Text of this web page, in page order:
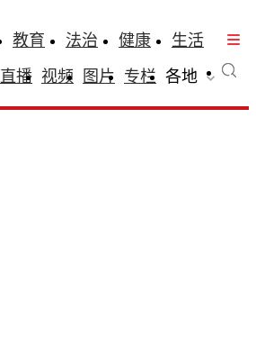
教育 法治 健康
生活
直播 视频 图片 专栏 各地